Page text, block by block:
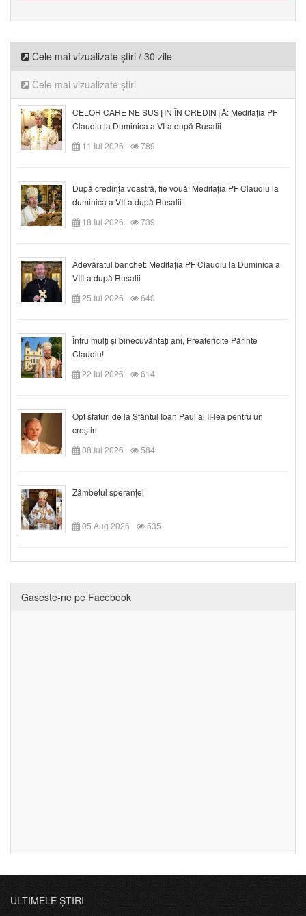
Cele mai vizualizate știri / 30 zile
Cele mai vizualizate știri
CELOR CARE NE SUSȚIN ÎN CREDINȚĂ: Meditația PF
Claudiu la Duminica a VI-a după Rusalii
11 Iul 2026
789
După credinţa voastră, fie vouă! Meditația PF Claudiu la
duminica a VII-a după Rusalii
18 Iul 2026
739
Adevăratul banchet: Meditația PF Claudiu la Duminica a
VIII-a după Rusalii
25 Iul 2026
640
Întru mulți și binecuvântați ani, Preafericite Părinte
Claudiu!
22 Iul 2026
614
Opt sfaturi de la Sfântul Ioan Paul al II-lea pentru un
creștin
08 Iul 2026
584
Zâmbetul speranței
05 Aug 2026 535
Gaseste-ne pe Facebook
ULTIMELE ȘTIRI